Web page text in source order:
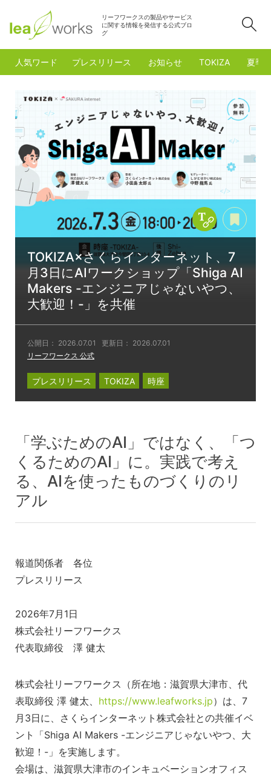
リーフワークスの製品やサービス
に関する情報を発信する公式ブロ
グ
人気ワード プレスリリース お知らせ TOKIZA 夏季
TOKIZA×さくらインターネット、7
月3日にAIワークショップ「Shiga AI
Makers -エンジニアじゃないやつ、
大歓迎！-」を共催
公開日： 2026.07.01 更新日： 2026.07.01
リーフワークス 公式
Copy Title &
プレスリリース TOKIZA 時座
「学ぶためのAI」ではなく、「つ
くるためのAI」に。実践で考え
る、AIを使ったものづくりのリ
アル
報道関係者 各位
プレスリリース
2026年7月1日
株式会社リーフワークス
代表取締役 澤 健太
株式会社リーフワークス（所在地：滋賀県大津市、代
表取締役 澤 健太、 https://www.leafworks.jp）は、7
月3日に、さくらインターネット株式会社との共催イベ
ント「Shiga AI Makers -エンジニアじゃないやつ、大
歓迎！-」を実施します。
会場は、滋賀県大津市のインキュベーションオフィス